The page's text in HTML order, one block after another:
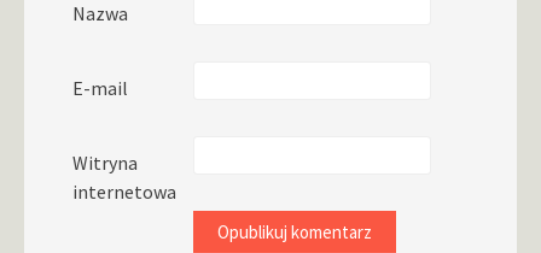
Nazwa
E-mail
Witryna
internetowa